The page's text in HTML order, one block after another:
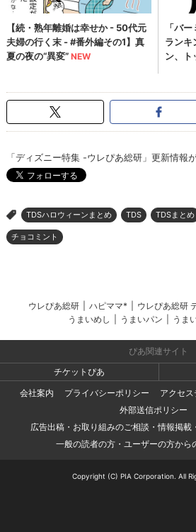
「ディズニー特集 -ウレぴあ総研」更新情報
> TDSハロウィーンまとめ TDS TDSまとめ
チョコミント
ウレぴあ総研 ハピママ* ウレぴあ総研
うまいめし
うまいパン うま
ぴあ関連サイト
チケットぴあ
会社案内
プライバシーポリシー
アクセ
外部送信ポリシー
広告出稿・お取り組みのご相談・情報掲載
一般の読者の方・ユーザーの方から
Copyright (C) PIA Corporation. All